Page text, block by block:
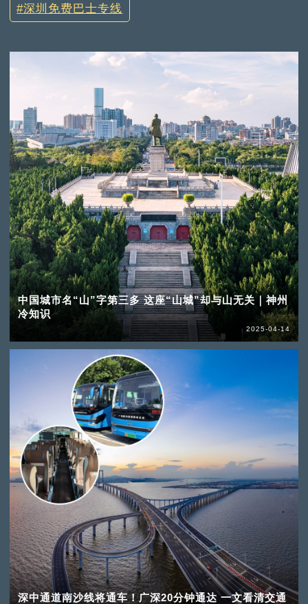
深圳免费巴士专线
中国城市名“山”字第三多 这座“山城”却与山无关｜神州
冷知识
2025-04-14
深中通道南沙线将通车！广深20分钟通达 一文看清交通